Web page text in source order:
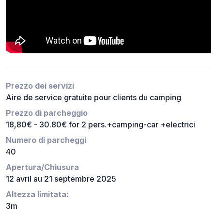
Prezzo dei servizi
Aire de service gratuite pour clients du camping
Prezzo di parcheggio
18,80€ - 30.80€ for 2 pers.+camping-car +electrici
Numero di parcheggi
40
Apertura/Chiusura
12 avril au 21 septembre 2025
Altezza limitata:
3m